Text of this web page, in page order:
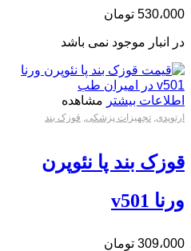
530،000 تومان
در انبار موجود نمی باشد
اطلاعات بیشتر مشاهده
ارتوپدی, تجهیزات پزشکی, قوزک بند
قوزک بند پا نئوپرن
ورنا v501
309،000 تومان